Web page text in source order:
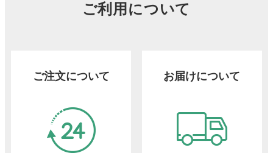
ご利用について
ご注文について お届けについて